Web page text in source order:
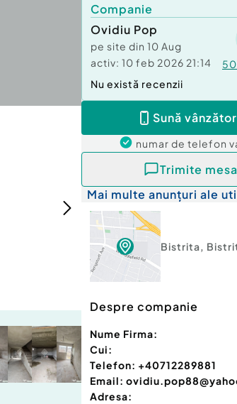
Companie
Ovidiu Pop
pe site din 10 Aug
activ: 10 feb 2026 21:14
50
Nu există recenzii
Sună
numar de telefon
Trimite
Mai multe anunțuri ale
Bistrita,
Despre companie
Nume Firma:
Cui:
Telefon: +40712289881
Email:
Adresa: